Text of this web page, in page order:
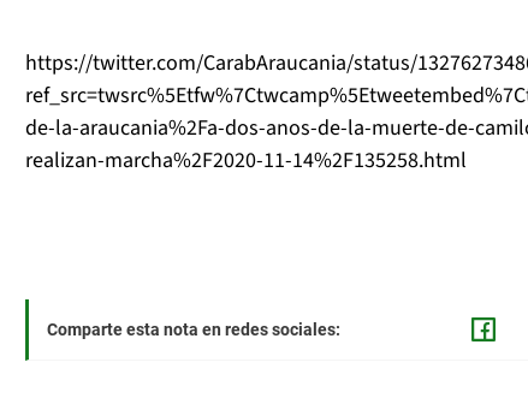
https://twitter.com/CarabAraucania/status/
de-la-araucania%2Fa-dos-anos-de-la-muerte-de-
realizan-marcha%2F2020-11-14%2F135258.html
Comparte esta nota en redes sociales: